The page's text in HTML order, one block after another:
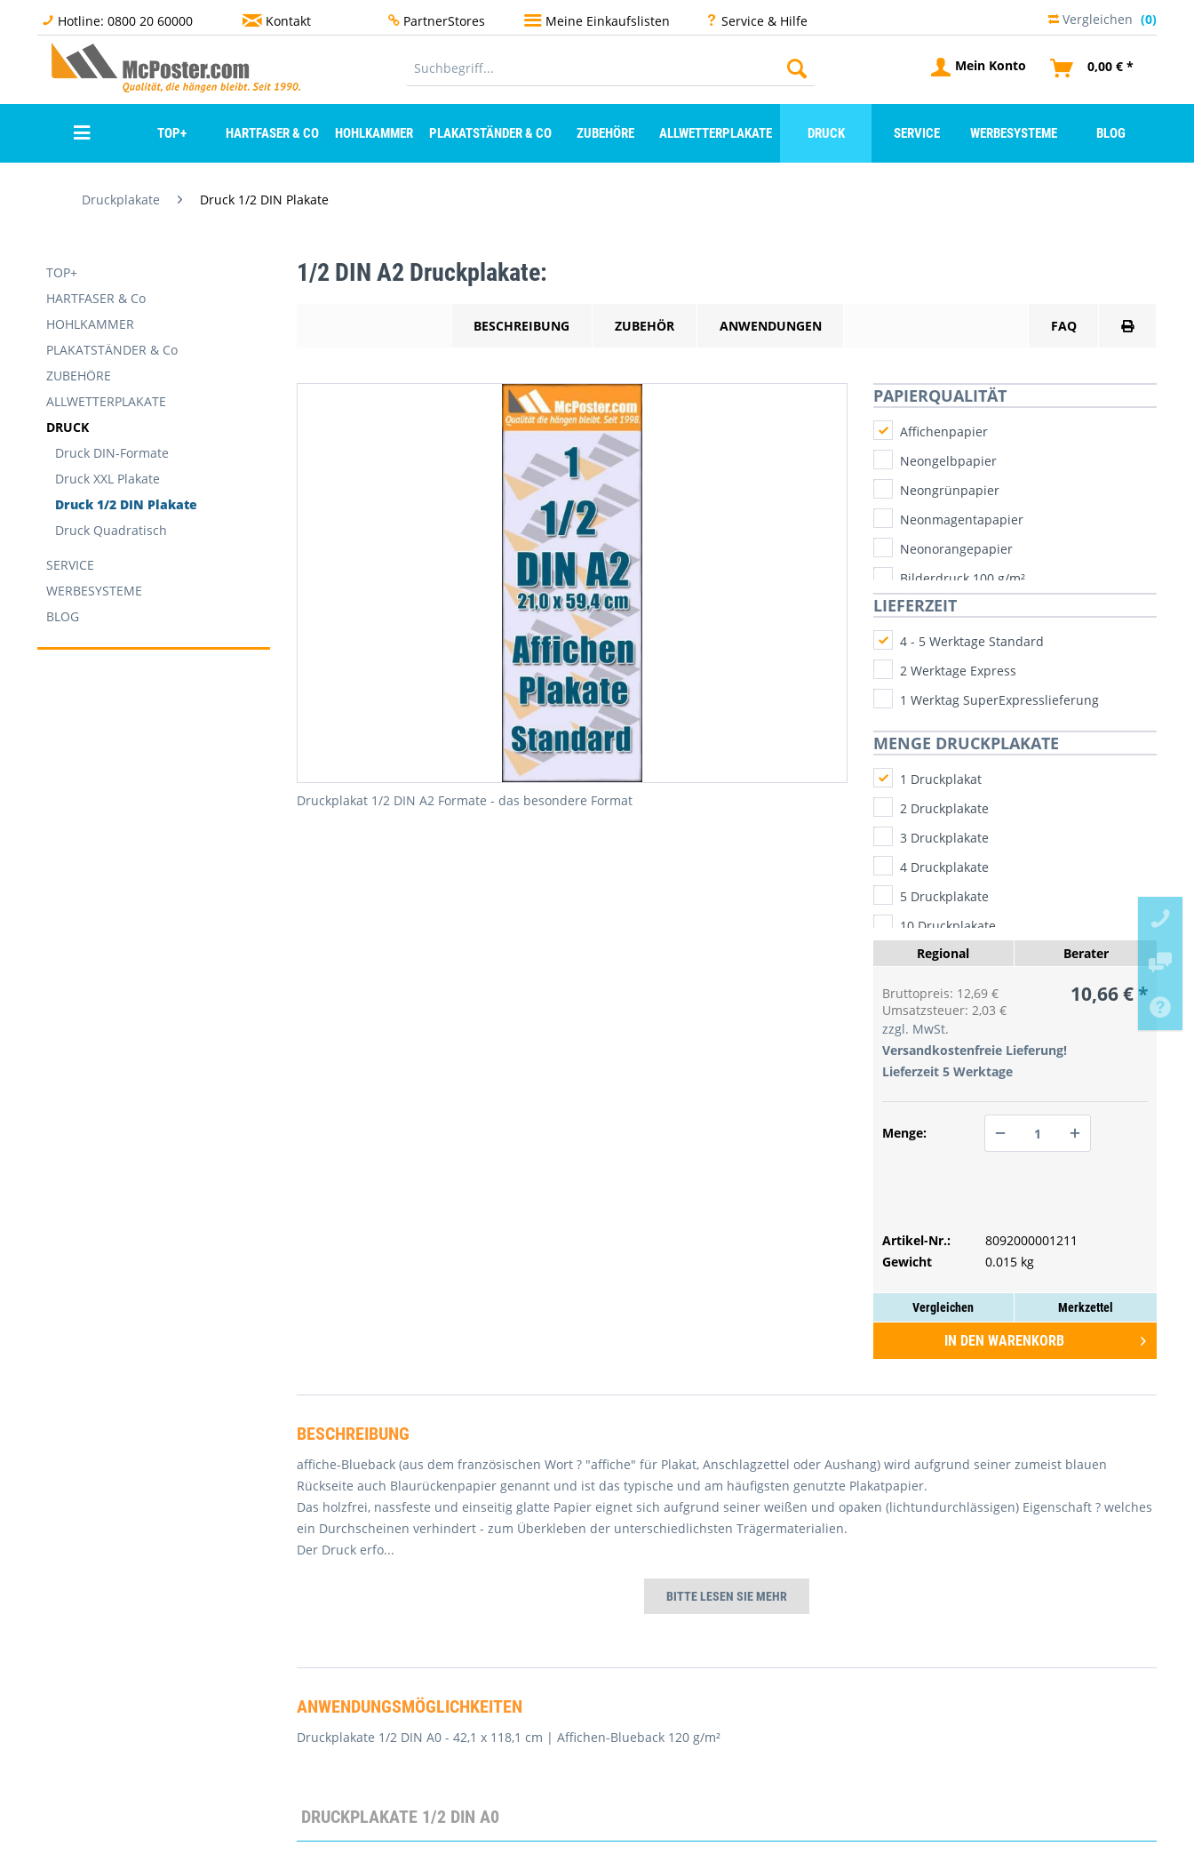
Hotline: 0800 20 60000 Kontakt PartnerStores Meine Einkaufslisten Service & Hilfe Vergleichen (0)
Mein Konto 0,00 € *
TOP+ HARTFASER & CO HOHLKAMMER PLAKATSTÄNDER & CO ZUBEHÖRE ALLWETTERPLAKATE DRUCK SERVICE WERBESYSTEME BLOG
Druckplakate Druck 1/2 DIN Plakate
TOP+
HARTFASER & Co
HOHLKAMMER
PLAKATSTÄNDER & Co
ZUBEHÖRE
ALLWETTERPLAKATE
DRUCK
Druck DIN-Formate
Druck XXL Plakate
Druck 1/2 DIN Plakate
Druck Quadratisch
SERVICE
WERBESYSTEME
BLOG
1/2 DIN A2 Druckplakate:
BESCHREIBUNG ZUBEHÖR ANWENDUNGEN FAQ
Druckplakat 1/2 DIN A2 Formate - das besondere Format
PAPIERQUALITÄT
Affichenpapier
Neongelbpapier
Neongrünpapier
Neonmagentapapier
Neonorangepapier
Bilderdruck 100 g/m²
Bilderdruck 135 g/m²
LIEFERZEIT
4 - 5 Werktage Standard
2 Werktage Express
1 Werktag SuperExpresslieferung
MENGE DRUCKPLAKATE
1 Druckplakat
2 Druckplakate
3 Druckplakate
4 Druckplakate
5 Druckplakate
10 Druckplakate
20 Druckplakate
25 Druckplakate
30 Druckplakate
40 Druckplakate
50 Druckplakate
60 Druckplakate
70 Druckplakate
250 Druckplakate
1000 Druckplakate
2000 Druckplakate
4000 Druckplakate
7000 Druckplakate
8000 Druckplakate
Regional Berater
10,66 € *
Bruttopreis: 12,69 €
Umsatzsteuer: 2,03 €
zzgl. MwSt.
Versandkostenfreie Lieferung!
Lieferzeit 5 Werktage
Menge:
IN DEN WARENKORB
PREIS ANFRAGEN
Ich habe dieDatenschutzerklärung
Vergleichen Merkzettel
Artikel-Nr.:
8092000001211
Gewicht
0.015 kg
BESCHREIBUNG
affiche-Blueback (aus dem französischen Wort ? "affiche" für Plakat, Anschlagzettel oder Aushang) wird aufgrund seiner zumeist blauen
Rückseite auch Blaurückenpapier genannt und ist das typische und am häufigsten genutzte Plakatpapier.
Das holzfrei, nassfeste und einseitig glatte Papier eignet sich aufgrund seiner weißen und opaken (lichtundurchlässigen) Eigenschaft ? welches
ein Durchscheinen verhindert - zum Überkleben der unterschiedlichsten Trägermaterialien.
Der Druck erfo...
BITTE LESEN SIE MEHR
ANWENDUNGSMÖGLICHKEITEN
Druckplakate 1/2 DIN A0 - 42,1 x 118,1 cm | Affichen-Blueback 120 g/m²
DRUCKPLAKATE 1/2 DIN A0